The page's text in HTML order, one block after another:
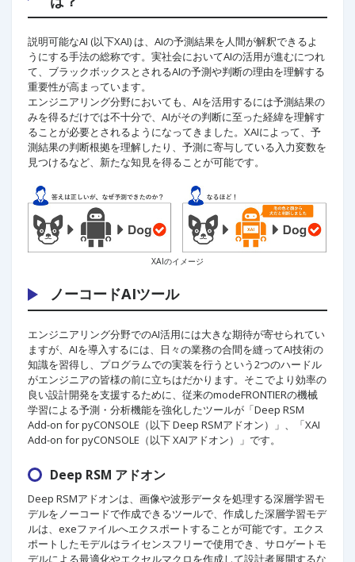
説明可能なAI (以下XAI) は、AIの予測結果を人間が解釈できるよ
うにする手法の総称です。実社会においてAIの活用が進むにつれ
て、ブラックボックスとされるAIの予測や判断の理由を理解する
重要性が高まっています。
エンジニアリング分野においても、AIを活用するには予測結果の
みを得るだけでは不十分で、AIがその判断に至った経緯を理解す
ることが必要とされるようになってきました。XAIによって、予
測結果の判断根拠を理解したり、予測に寄与している入力変数を
見つけるなど、新たな知見を得ることが可能です。
XAIのイメージ
ノーコードAIツール
エンジニアリング分野でのAI活用には大きな期待が寄せられてい
ますが、AIを導入するには、日々の業務の合間を縫ってAI技術の
知識を習得し、プログラムでの実装を行うという2つのハードル
がエンジニアの皆様の前に立ちはだかります。そこでより効率の
良い設計開発を支援するために、従来のmodeFRONTIERの機械
学習による予測・分析機能を強化したツールが「Deep RSM
Add-on for pyCONSOLE（以下 Deep RSMアドオン）」、「XAI
Add-on for pyCONSOLE（以下 XAIアドオン）」です。
Deep RSM アドオン
Deep RSMアドオンは、画像や波形データを処理する深層学習モ
デルをノーコードで作成できるツールで、作成した深層学習モデ
ルは、exeファイルへエクスポートすることが可能です。エクス
ポートしたモデルはライセンスフリーで使用でき、サロゲートモ
デルによる最適化やエクセルマクロを作成して設計者展開するな